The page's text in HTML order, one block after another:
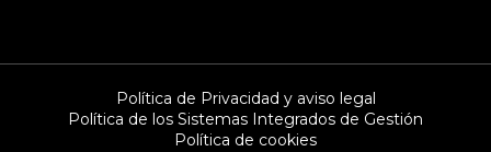
Política de Privacidad y aviso legal
Política de los Sistemas Integrados de Gestión
Política de cookies